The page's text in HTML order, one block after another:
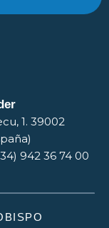
1. 39002
942 36 74 00